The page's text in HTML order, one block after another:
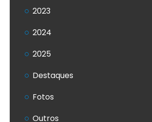
2023
2024
2025
Destaques
Fotos
Outros